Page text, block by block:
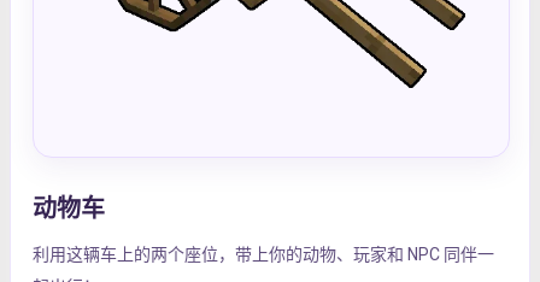
动物车
利用这辆车上的两个座位，带上你的动物、玩家和 NPC 同伴一